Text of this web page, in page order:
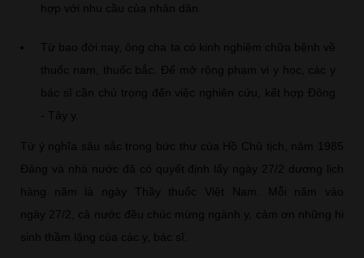
hợp với nhu cầu của nhân dân.
Từ bao đời nay, ông cha ta có kinh nghiệm chữa bệnh về
thuốc nam, thuốc bắc. Để mở rộng phạm vi y học, các y
bác sĩ cần chú trọng đến việc nghiên cứu, kết hợp Đông
- Tây y.
Từ ý nghĩa sâu sắc trong bức thư của Hồ Chủ tịch, năm 1985
Đảng và nhà nước đã có quyết định lấy ngày 27/2 dương lịch
hàng năm là ngày Thầy thuốc Việt Nam. Mỗi năm vào
ngày 27/2, cả nước đều chúc mừng ngành y, cảm ơn những hi
sinh thầm lặng của các y, bác sĩ.